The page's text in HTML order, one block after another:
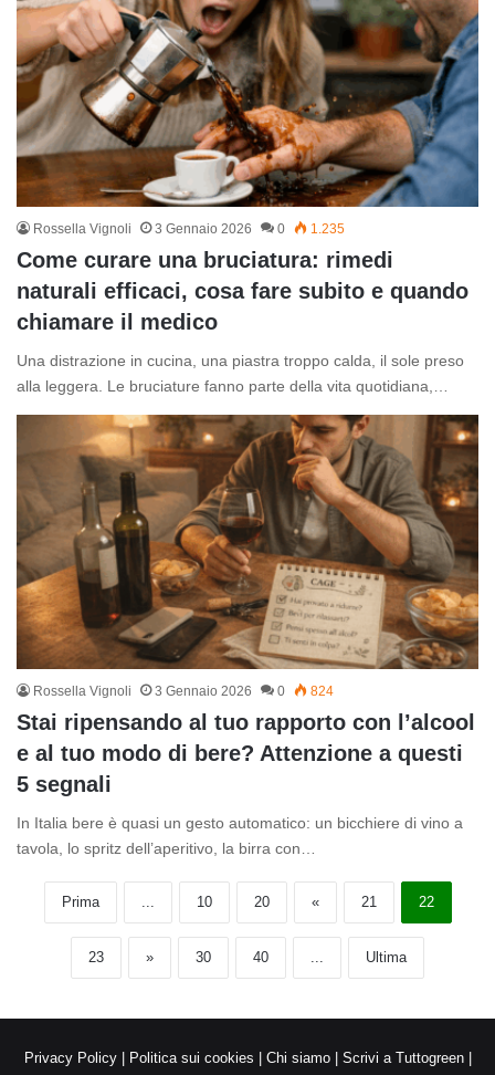
Rossella Vignoli 3 Gennaio 2026 0 1.235
Come curare una bruciatura: rimedi
naturali efficaci, cosa fare subito e quando
chiamare il medico
Una distrazione in cucina, una piastra troppo calda, il sole preso
alla leggera. Le bruciature fanno parte della vita quotidiana,…
Rossella Vignoli 3 Gennaio 2026 0 824
Stai ripensando al tuo rapporto con l’alcool
e al tuo modo di bere? Attenzione a questi
5 segnali
In Italia bere è quasi un gesto automatico: un bicchiere di vino a
tavola, lo spritz dell’aperitivo, la birra con…
Prima 10 20 « 21 22
23 » 30 40 Ultima
Privacy Policy| Politica sui cookies | Chi siamo| Scrivi a Tuttogreen|